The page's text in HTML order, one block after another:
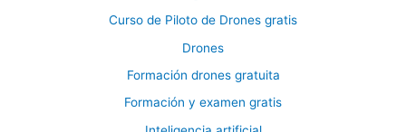
Curso de Piloto de Drones gratis
Drones
Formación drones gratuita
Formación y examen gratis